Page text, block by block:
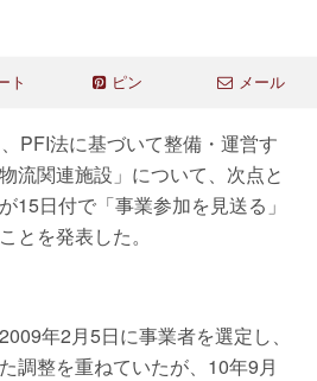
ト ピン メール
PFI法に基づいて整備・運営す
流関連施設」について、次点と
15日付で「事業参加を見送る」
とを発表した。
年2月5日に事業者を選定し、
調整を重ねていたが、10年9月